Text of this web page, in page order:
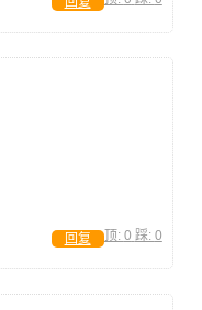
顶: 0 踩: 0
回复